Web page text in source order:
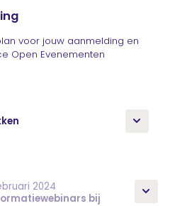
voor jouw aanmelding en
Open Evenementen
2024
bij